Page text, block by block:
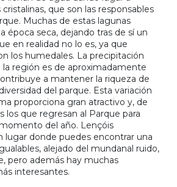
que son las responsables
Muchas de estas lagunas
época seca, dejando tras de sí un
en realidad no lo es, ya que
los humedales. La precipitación
región es de aproximadamente
a mantener la riqueza de
del parque. Esta variación
proporciona gran atractivo y, de
los que regresan al Parque para
del año. Lençóis
lugar donde puedes encontrar una
alejado del mundanal ruido,
pero además hay muchas
interesantes.